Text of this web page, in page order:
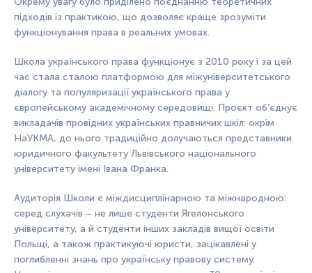
підходів із практикою, що дозволяє краще зрозуміти
функціонування права в реальних умовах.
Школа українського права функціонує з 2010 року і за цей
час стала сталою платформою для міжуніверситетського
діалогу та популяризації українського права у
європейському академічному середовищі. Проєкт об’єднує
викладачів провідних українських правничих шкіл: окрім
НаУКМА, до нього традиційно долучаються представники
юридичного факультету Львівського національного
університету імені Івана Франка.
Аудиторія Школи є міждисциплінарною та міжнародною:
серед слухачів – не лише студенти Ягелонського
університету, а й студенти інших закладів вищої освіти
Польщі, а також практикуючі юристи, зацікавлені у
поглибленні знань про українську правову систему.